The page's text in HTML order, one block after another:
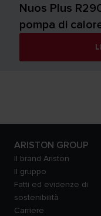
Nuos Plus
pompa di
ARISTON GROUP
Il brand Ariston
Il gruppo
Fatti ed evidenze di
sostenibilità
Carriere